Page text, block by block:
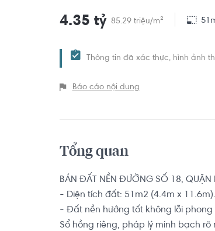
4.35 tỷ 85.29 triệu/m²
Thông tin đã xác thực, hình ảnh
Báo cáo nội dung
Tổng quan
BÁN ĐẤT NỀN ĐƯỜNG SỐ 18, QUẬN
- Diện tích đất: 51m2 (4.4m x 11.6m).
- Đất nền hướng tốt không lỗi
Sổ hồng riêng, pháp lý minh bạch rõ